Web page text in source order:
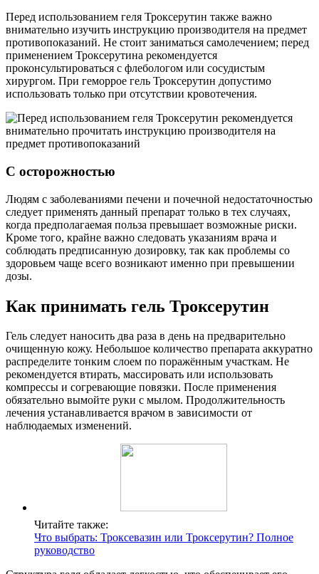
Перед использованием геля Троксерутин также важно
внимательно изучить инструкцию производителя на предмет
противопоказаний. Не стоит заниматься самолечением; перед
применением Троксерутина рекомендуется
проконсультироваться с флебологом или сосудистым
хирургом. При геморрое гель Троксерутин допустимо
использовать только при отсутствии кровотечения.
С осторожностью
Людям с заболеваниями печени и почечной недостаточностью
следует применять данный препарат только в тех случаях,
когда предполагаемая польза превышает возможные риски.
Кроме того, крайне важно следовать указаниям врача и
соблюдать предписанную дозировку, так как проблемы со
здоровьем чаще всего возникают именно при превышении
дозы.
Как принимать гель Троксерутин
Гель следует наносить два раза в день на предварительно
очищенную кожу. Небольшое количество препарата аккуратно
распределите тонким слоем по поражённым участкам. Не
рекомендуется втирать, массировать или использовать
компрессы и согревающие повязки. После применения
обязательно вымойте руки с мылом. Продолжительность
лечения устанавливается врачом в зависимости от
наблюдаемых изменений.
Читайте также:
Что выбрать: Троксевазин или Троксерутин? Полное
руководство